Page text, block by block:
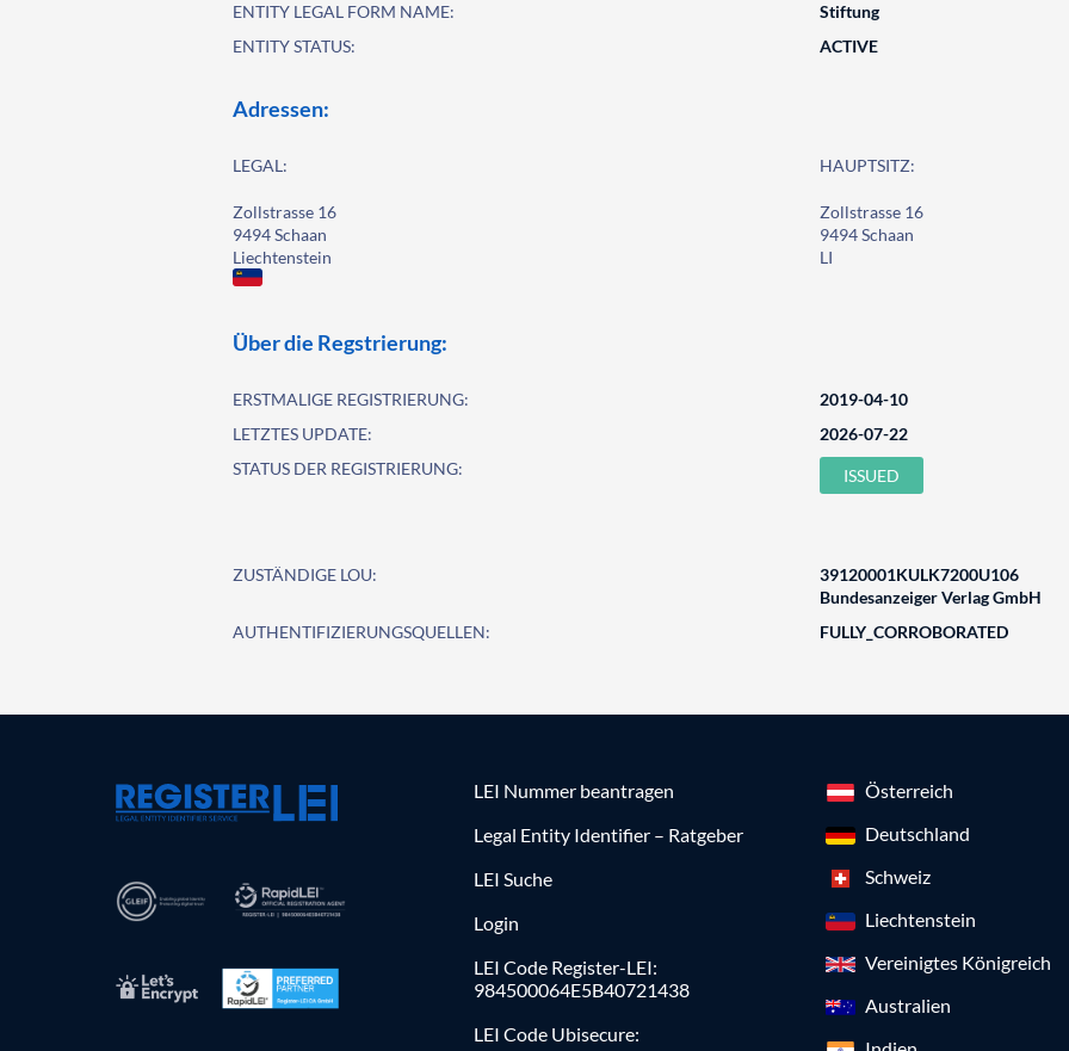
ENTITY LEGAL FORM NAME:
Stiftung
ENTITY STATUS:
ACTIVE
Adressen:
LEGAL:
Zollstrasse 16
9494 Schaan
Liechtenstein
HAUPTSITZ:
Zollstrasse 16
9494 Schaan
LI
Über die Regstrierung:
ERSTMALIGE REGISTRIERUNG:
2019-04-10
LETZTES UPDATE:
2026-07-22
STATUS DER REGISTRIERUNG:
ISSUED
ZUSTÄNDIGE LOU:
39120001KULK7200U106
Bundesanzeiger Verlag GmbH
AUTHENTIFIZIERUNGSQUELLEN:
FULLY_CORROBORATED
LEI Nummer beantragen
Legal Entity Identifier – Ratgeber
LEI Suche
Login
LEI Code Register-LEI:
984500064E5B40721438
LEI Code Ubisecure:
Österreich
Deutschland
Schweiz
Liechtenstein
Vereinigtes Königreich
Australien